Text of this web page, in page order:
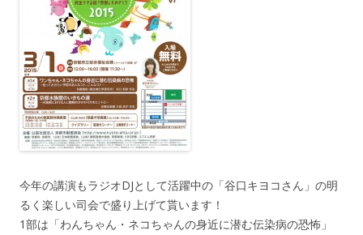
今年の講演もラジオDJとして活躍中の「谷口キヨコさん」の明
るく楽しい司会で盛り上げて貰います！
1部は「わんちゃん・ネコちゃんの身近に潜む伝染病の恐怖」